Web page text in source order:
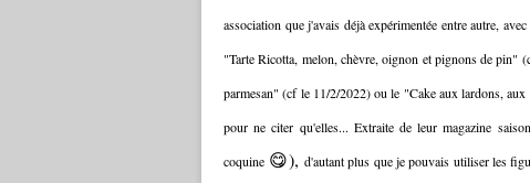
association que j'avais déjà expérimentée entre autre,
"Tarte Ricotta, melon, chèvre, oignon et pignons de pin"
parmesan" (cf le 11/2/2022) ou le "Cake aux lardons,
pour ne citer qu'elles... Extraite de leur magazine
coquine 😋),d'autant plus que je pouvais utiliser les